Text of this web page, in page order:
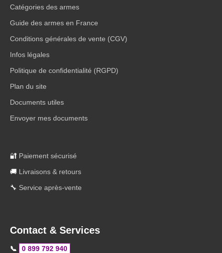
Catégories des armes
Guide des armes en France
Conditions générales de vente (CGV)
Infos légales
Politique de confidentialité (RGPD)
Plan du site
Documents utiles
Envoyer mes documents
🔐 Paiement sécurisé
🚚 Livraisons & retours
🔧 Service après-vente
Contact & Services
📞
0 899 792 940